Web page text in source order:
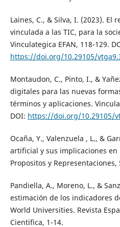
Laines, C., & Silva, I. (2023). El
vinculada a las TIC, para la
Vinculategica EFAN, 118-129.
https://doi.org/10.29105/
Montaudon, C., Pinto, I., &
digitales para las nuevas
términos y aplicaciones.
DOI: https://doi.org/10.29105/
Ocaña, Y., Valenzuela , L., &
artificial y sus implicaciones
Propositos y Representaciones,
Pandiella, A., Moreno, L., &
estimación de los indicadores
World Universities. Revista
Cientifica, 1-14.